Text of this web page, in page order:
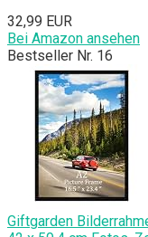
32,99 EUR
Bei Amazon ansehen
Bestseller Nr. 16
Giftgarden